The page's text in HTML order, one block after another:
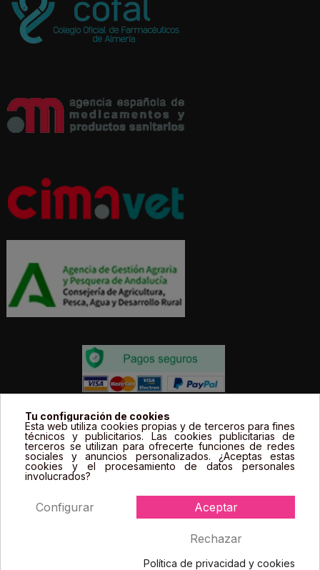
Todos los precios estás expresados en Euros e
incluyen el IVA. | Todas las marcas, logotipos y fotos de
productos son propiedad legal de sus propietarios y
sólo se muestran a título informativo.
Tu configuración de cookies
Esta web utiliza cookies propias y de terceros para fines
técnicos y publicitarios. Las cookies publicitarias de
terceros se utilizan para ofrecerte funciones de redes
sociales y anuncios personalizados. ¿Aceptas estas
cookies y el procesamiento de datos personales
involucrados?
Aceptar
Rechazar
Configurar
Política de privacidad y cookies